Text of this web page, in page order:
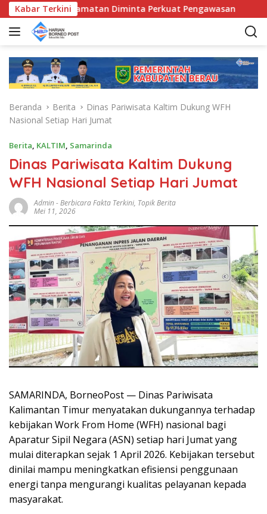
a
Kabar Terkini
Kecamatan Diminta Perkuat Pengawasan
Beranda Berita
Dinas Pariwisata Kaltim Dukung WFH
Nasional Setiap Hari Jumat
Berita, KALTIM, Samarinda
Dinas Pariwisata Kaltim Dukung
WFH Nasional Setiap Hari Jumat
Admin-Berbicara Fakta Terkini, Topik Berita
Mei 11, 2026
SAMARINDA, BorneoPost — Dinas Pariwisata
Kalimantan Timur menyatakan dukungannya terhadap
kebijakan Work From Home (WFH) nasional bagi
Aparatur Sipil Negara (ASN) setiap hari Jumat yang
mulai diterapkan sejak 1 April 2026. Kebijakan tersebut
dinilai mampu meningkatkan efisiensi penggunaan
energi tanpa mengurangi kualitas pelayanan kepada
masyarakat.